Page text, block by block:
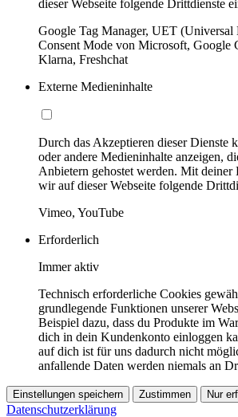
dieser Webseite folgende Drittdienste
Google Tag Manager, UET (Universal
Consent Mode von Microsoft, Google
Klarna, Freshchat
Externe Medieninhalte
Durch das Akzeptieren dieser Dienste
oder andere Medieninhalte anzeigen,
Anbietern gehostet werden. Mit
wir auf dieser Webseite folgende
Vimeo, YouTube
Erforderlich
Immer aktiv
Technisch erforderliche Cookies
grundlegende Funktionen unserer
Beispiel dazu, dass du Produkte im
dich in dein Kundenkonto einloggen
auf dich ist für uns dadurch nicht
anfallende Daten werden niemals an
Einstellungen speichern Zustimmen Nur
Datenschutzerklärung